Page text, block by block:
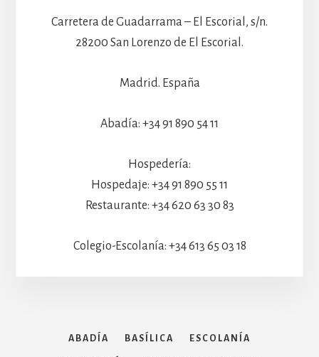
Carretera de Guadarrama – El Escorial, s/n.
28200 San Lorenzo de El Escorial.
Madrid. España
Abadía: +34 91 890 54 11
Hospedería:
Hospedaje: +34 91 890 55 11
Restaurante: +34 620 63 30 83
Colegio-Escolanía: +34 613 65 03 18
ABADÍA BASÍLICA ESCOLANÍA